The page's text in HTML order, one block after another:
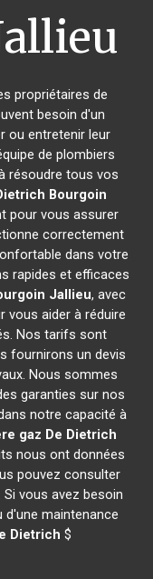
propriétaires de
besoin d'un
ou entretenir leur
de plombiers
résoudre tous vos
Bourgoin
pour vous assurer
correctement
dans votre
rapides et efficaces
Jallieu, avec
vous aider à réduire
Nos tarifs sont
fournirons un devis
Nous sommes
garanties sur nos
notre capacité à
gaz De Dietrich
nous ont données
pouvez consulter
vous avez besoin
d'une maintenance
Dietrich $